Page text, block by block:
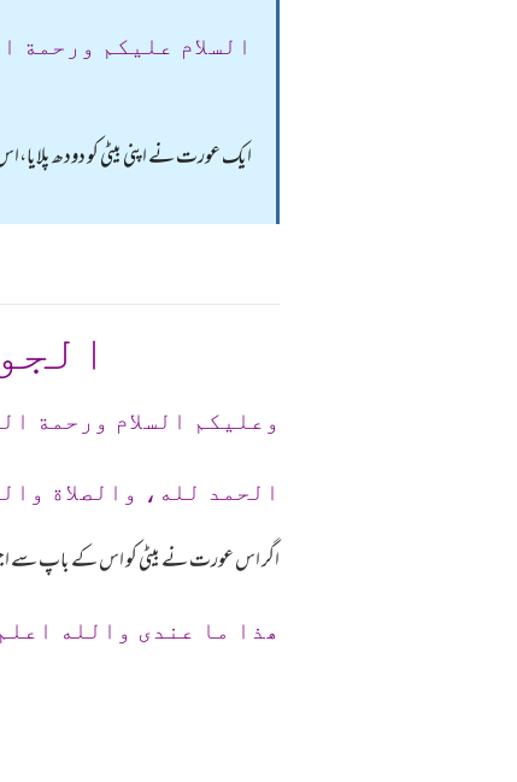
السلام عليكم ورحمة
ایک عورت نے اپنی بیٹی کو دودھ
وعلیکم السلام ورحمة
الحمد لله، والصلاة
اگر اس عورت نے بیٹی کو اس کے باپ سے
ھذا ما عندی والله